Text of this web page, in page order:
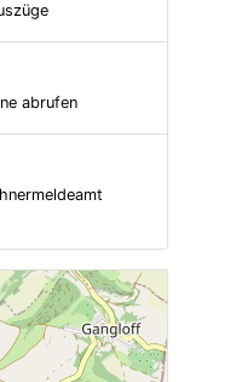
abrufen